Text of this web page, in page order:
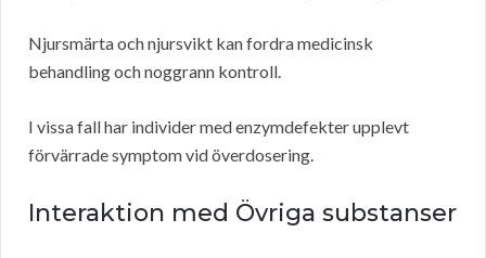
Njursmärta och njursvikt kan fordra medicinsk
behandling och noggrann kontroll.
I vissa fall har individer med enzymdefekter upplevt
förvärrade symptom vid överdosering.
Interaktion med Övriga substanser